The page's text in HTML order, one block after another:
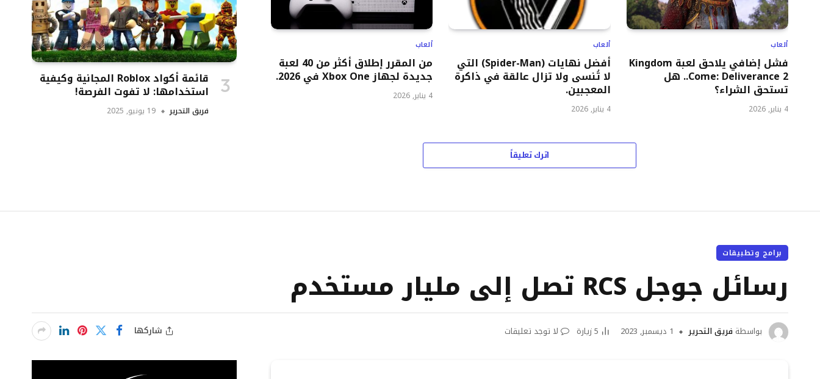
ألعاب
فشل إضافي يلاحق لعبة Kingdom
Come: Deliverance 2.. هل
تستحق الشراء؟
4 يناير, 2026
ألعاب
أفضل نهايات (Spider-Man) التي
لا تُنسى ولا تزال عالقة في ذاكرة
المعجبين.
4 يناير, 2026
ألعاب
من المقرر إطلاق أكثر من 40 لعبة
جديدة لجهاز Xbox One في 2026.
4 يناير, 2026
اترك تعليقاً
قائمة أكواد Roblox المجانية وكيفية
استخدامها: لا تفوت الفرصة!
فريق التحرير 19 يونيو, 2025
برامج وتطبيقات
رسائل جوجل RCS تصل إلى مليار مستخدم
بواسطة فريق التحرير 1 ديسمبر, 2023 5زيارة لا توجد تعليقات شاركها